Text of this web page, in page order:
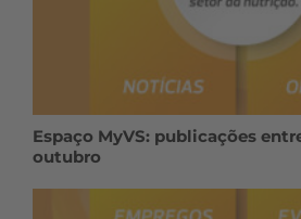
Espaço MyVS: publicações
outubro